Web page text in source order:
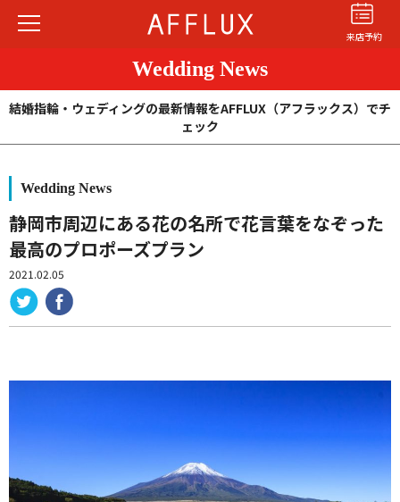
来店予約
セットリング
商品カテゴリ
ショップ
AFFLUXについて
お役立ち記事
Wedding News
結婚指輪・ウェディングの最新情報をAFFLUX（アフラックス）でチ
ェック
Wedding News
静岡市周辺にある花の名所で花言葉をなぞった
最高のプロポーズプラン
2021.02.05